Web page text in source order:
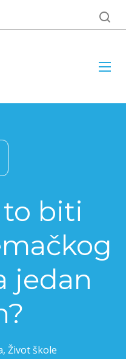
to biti
jedan
, Život škole